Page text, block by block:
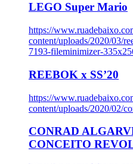
LEGO Super Mario
https://
content/uploads/2020/03/
7193-fileminimizer-
REEBOK x SS’20
https://
content/uploads/2020/02/
CONRAD
CONCEITO